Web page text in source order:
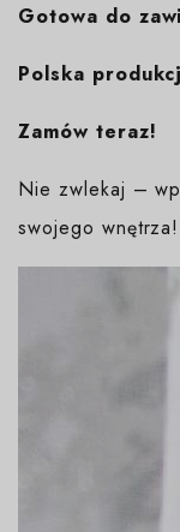
Gotowa do
Polska
Zamów teraz!
Nie zwlekaj –
swojego wnętrza!